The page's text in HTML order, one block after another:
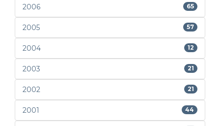
2006 65
2005 57
2004 12
2003 21
2002 21
2001 44